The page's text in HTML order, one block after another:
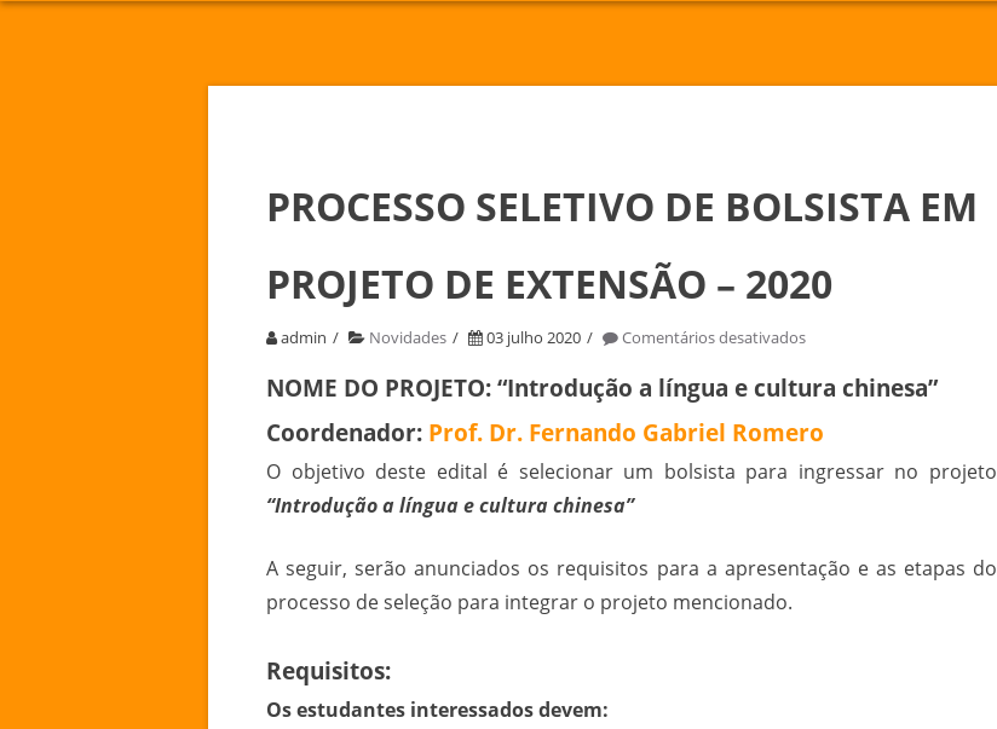
PROCESSO SELETIVO DE BOLSISTA EM
PROJETO DE EXTENSÃO – 2020
admin Novidades 03 julho 2020 Comentários desativadosem
SELETIVO
DE
EM
EXTENSÃO
NOME DO PROJETO: “Introdução a língua e cultura chinesa”
Coordenador: Prof. Dr. Fernando Gabriel Romero
O objetivo deste edital é selecionar um bolsista para ingressar no projeto
“Introdução a língua e cultura chinesa”
A seguir, serão anunciados os requisitos para a apresentação e as etapas do
processo de seleção para integrar o projeto mencionado.
Requisitos:
Os estudantes interessados devem: